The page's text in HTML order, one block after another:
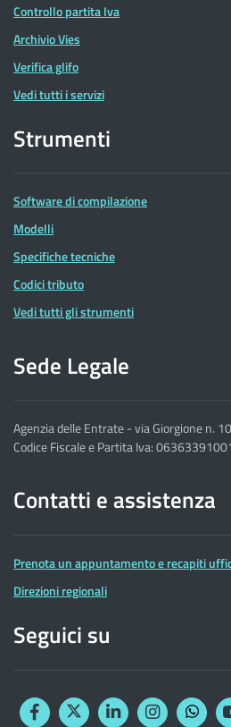
Controllo partita Iva
Archivio Vies
Verifica glifo
Vedi tutti i servizi
Strumenti
Software di compilazione
Modelli
Specifiche tecniche
Codici tributo
Vedi tutti gli strumenti
Sede Legale
Agenzia delle Entrate - via Giorgione n.
Codice Fiscale e Partita Iva:
Contatti e assistenza
Prenota un appuntamento e recapiti
Direzioni regionali
Seguici su
FacebookTwitterLinkedinInstagram